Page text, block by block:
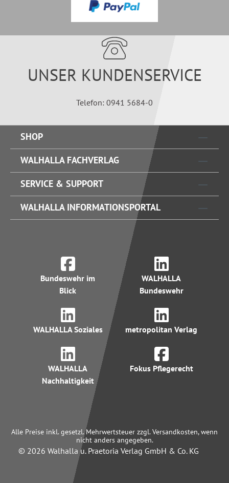
UNSER KUNDENSERVICE
Telefon: 0941 5684-0
SHOP
WALHALLA FACHVERLAG
SERVICE & SUPPORT
WALHALLA INFORMATIONSPORTAL
Bundeswehr im
Blick
WALHALLA
Bundeswehr
WALHALLA Soziales metropolitan Verlag
WALHALLA
Nachhaltigkeit
Fokus Pflegerecht
Alle Preise inkl. gesetzl. Mehrwertsteuer zzgl. Versandkosten, wenn
nicht anders angegeben.
© 2026 Walhalla u. Praetoria Verlag GmbH & Co. KG